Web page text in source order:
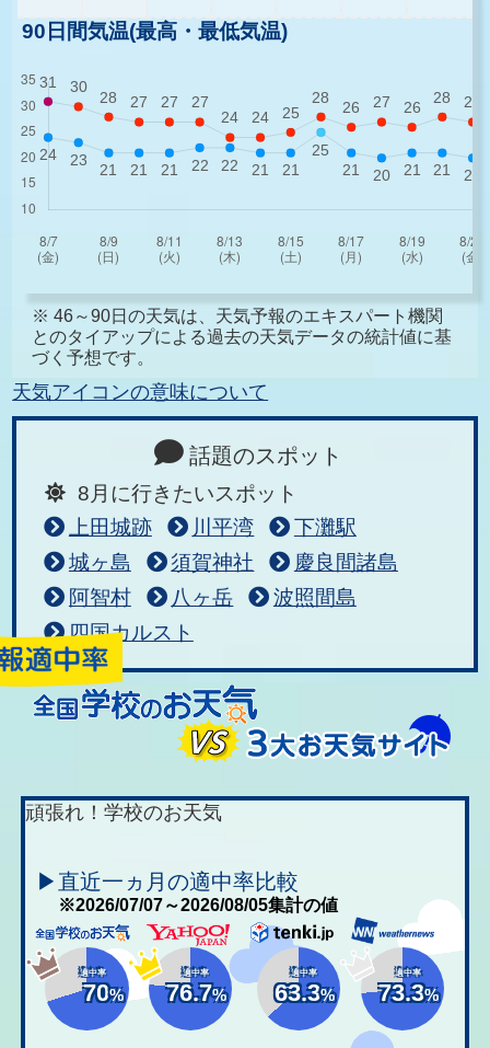
90日間気温(最高・最低気温)
※ 46～90日の天気は、天気予報のエキスパート機関
とのタイアップによる過去の天気データの統計値に基
づく予想です。
天気アイコンの意味について
話題のスポット
8月に行きたいスポット
上田城跡
川平湾
下灘駅
城ヶ島
須賀神社
慶良間諸島
阿智村
八ヶ岳
波照間島
四国カルスト
頑張れ！学校のお天気
▶直近一ヵ月の適中率比較
※2026/07/07～2026/08/05集計の値
適中率
70%
適中率
76.7%
適中率
63.3%
適中率
73.3%